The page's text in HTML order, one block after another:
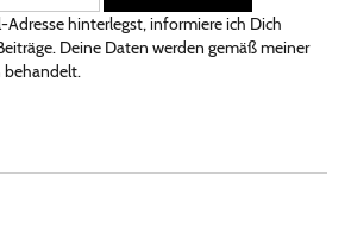
hinterlegst, informiere ich Dich
Deine Daten werden gemäß meiner
behandelt.